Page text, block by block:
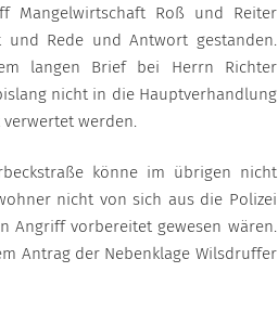
Mangelwirtschaft Roß und Reiter
Rede und Antwort gestanden.
langen Brief bei Herrn Richter
nicht in die Hauptverhandlung
werden.
könne im übrigen nicht
nicht von sich aus die Polizei
Angriff vorbereitet gewesen wären.
Antrag der Nebenklage Wilsdruffer